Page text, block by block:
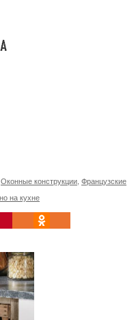
Оконные конструкции Французские
на кухне